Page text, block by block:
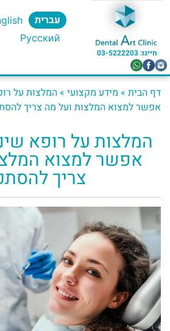
חייגו: 03-5222203​
עברית
Русский
דף הבית » מידע מקצועי »המלצות על
אפשר למצוא המלצות ועל מה צריך
המלצות על רופא
אפשר למצוא
צריך